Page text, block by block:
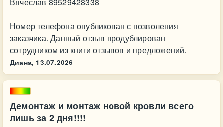
Номер телефона опубликован с позволения
заказчика. Данный отзыв продублирован
сотрудником из книги отзывов и предложений.
Диана, 13.07.2026
Демонтаж и монтаж новой кровли всего
лишь за 2 дня!!!!